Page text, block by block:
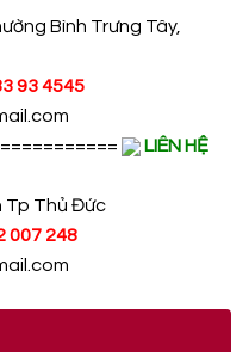
Bình Trưng Tây,
93 4545
LIÊN HỆ
Tp Thủ Đức
007 248